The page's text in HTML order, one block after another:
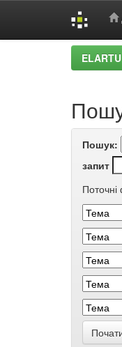
Пошук:
запит
Поточні